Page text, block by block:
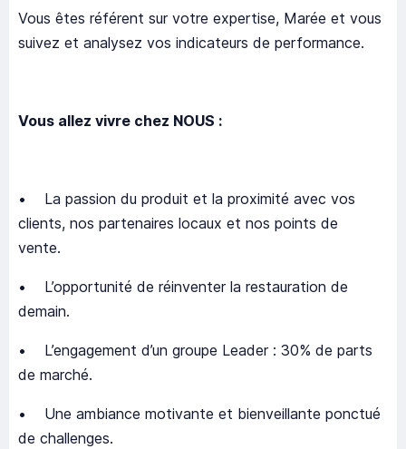
Vous êtes référent sur votre expertise, Marée et vous
suivez et analysez vos indicateurs de performance.
Vous allez vivre chez NOUS :
• La passion du produit et la proximité avec vos
clients, nos partenaires locaux et nos points de
vente.
• L’opportunité de réinventer la restauration de
demain.
• L’engagement d’un groupe Leader : 30% de parts
de marché.
• Une ambiance motivante et bienveillante ponctué
de challenges.